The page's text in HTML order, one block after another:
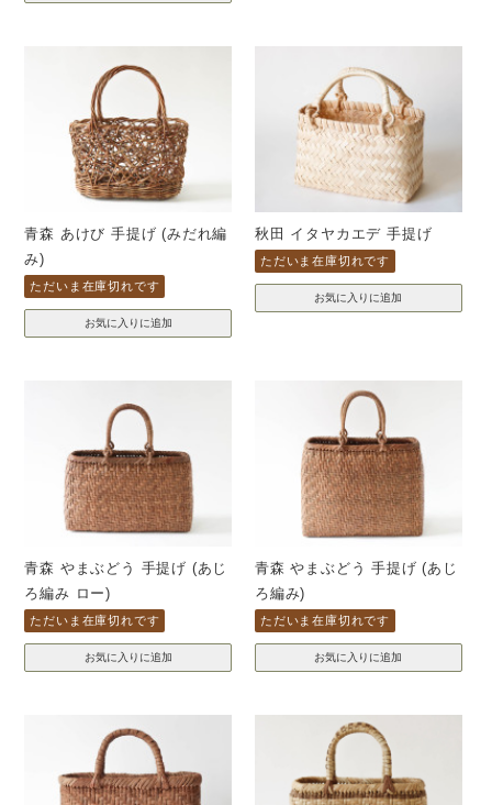
青森 あけび 手提げ (みだれ編
み)
ただいま在庫切れです
秋田 イタヤカエデ 手提げ
ただいま在庫切れです
青森 やまぶどう 手提げ (あじ
ろ編み ロー)
ただいま在庫切れです
青森 やまぶどう 手提げ (あじ
ろ編み)
ただいま在庫切れです